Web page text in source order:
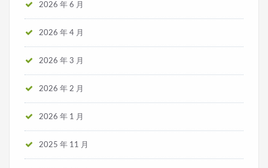
2026 年 6 月
2026 年 4 月
2026 年 3 月
2026 年 2 月
2026 年 1 月
2025 年 11 月